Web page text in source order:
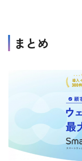
まとめ